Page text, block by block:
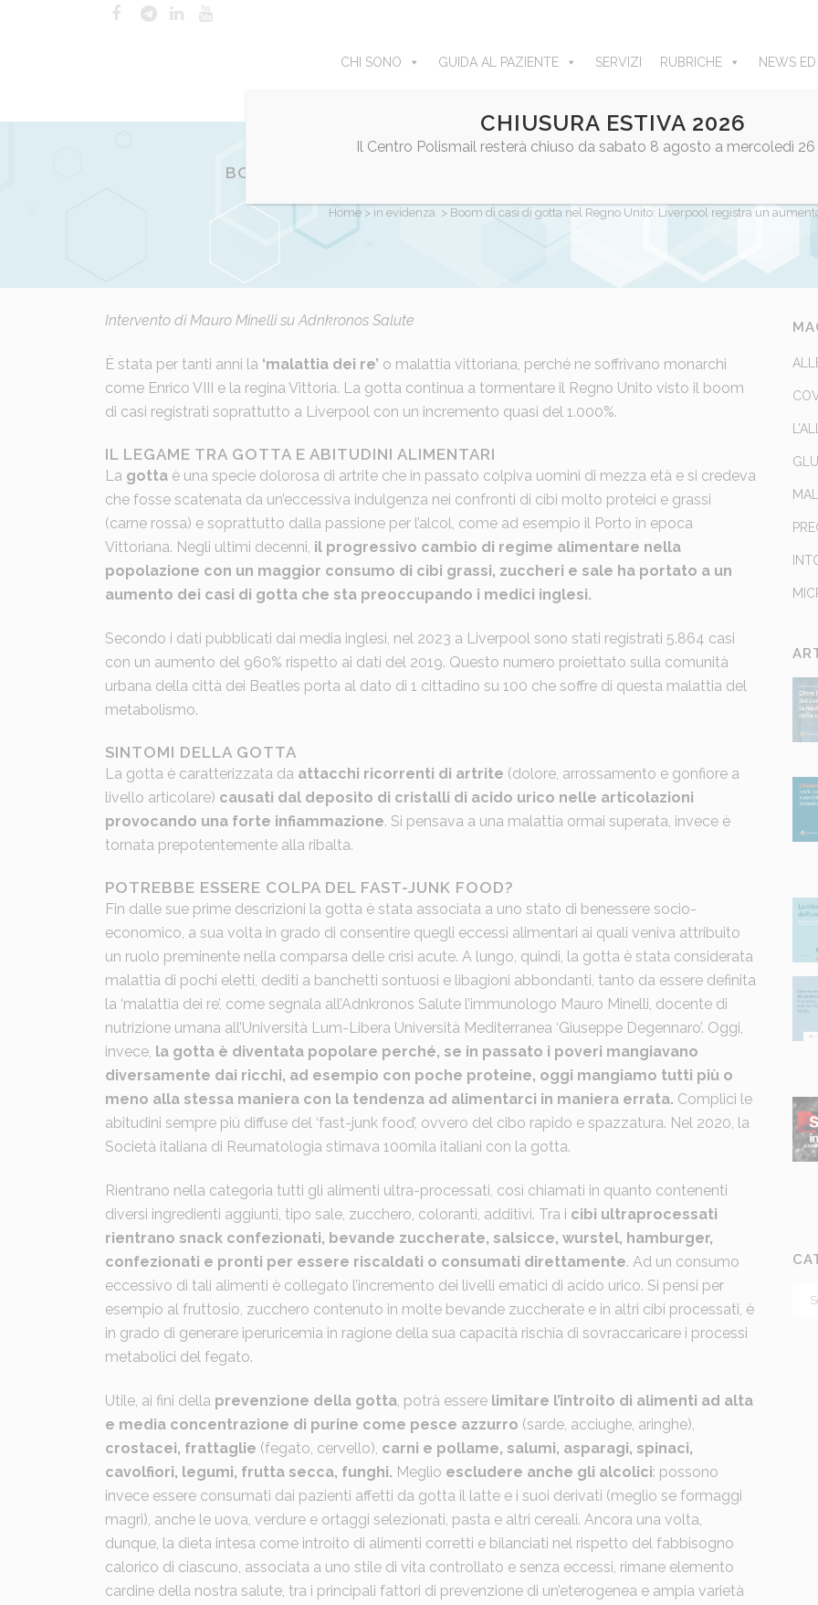
CHI SONO GUIDA AL PAZIENTE SERVIZI RUBRICHE NEWS
BOOM DI CASI DI GOTTA NEL REGNO UNITO: LIVERPOOL REGISTRA UN
Home > in evidenza > Boom di casi di gotta nel Regno Unito: Liverpool registra un
Posted at 11:10hinin evidenza,Interventi byadmin
Intervento di Mauro Minelli su Adnkronos Salute
È stata per tanti anni la ‘malattia dei re’ o malattia vittoriana, perché ne soffrivano monarchi
come Enrico VIII e la regina Vittoria. La gotta continua a tormentare il Regno Unito visto il boom
di casi registrati soprattutto a Liverpool con un incremento quasi del 1.000%.
IL LEGAME TRA GOTTA E ABITUDINI ALIMENTARI
La gottaè una specie dolorosa di artrite che in passato colpiva uomini di mezza età e si credeva
che fosse scatenata da un’eccessiva indulgenza nei confronti di cibi molto proteici e grassi
(carne rossa) e soprattutto dalla passione per l’alcol, come ad esempio il Porto in epoca
Vittoriana. Negli ultimi decenni, il progressivo cambio di regime alimentare nella
popolazione con un maggior consumo di cibi grassi, zuccheri e sale ha portato a un
aumento dei casi di gotta che sta preoccupando i medici inglesi.
Secondo i dati pubblicati dai media inglesi, nel 2023 a Liverpool sono stati registrati 5.864 casi
con un aumento del 960% rispetto ai dati del 2019. Questo numero proiettato sulla comunità
urbana della città dei Beatles porta al dato di 1 cittadino su 100 che soffre di questa malattia del
metabolismo.
SINTOMI DELLA GOTTA
La gotta è caratterizzata da attacchi ricorrenti di artrite (dolore, arrossamento e gonfiore a
livello articolare) causati dal deposito di cristalli di acido urico nelle articolazioni
provocando una forte infiammazione. Si pensava a una malattia ormai superata, invece è
tornata prepotentemente alla ribalta.
POTREBBE ESSERE COLPA DEL FAST-JUNK FOOD?
Fin dalle sue prime descrizioni la gotta è stata associata a uno stato di benessere socio-
economico, a sua volta in grado di consentire quegli eccessi alimentari ai quali veniva attribuito
un ruolo preminente nella comparsa delle crisi acute. A lungo, quindi, la gotta è stata considerata
malattia di pochi eletti, dediti a banchetti sontuosi e libagioni abbondanti, tanto da essere definita
la ‘malattia dei re’, come segnala all’Adnkronos Salute l’immunologo Mauro Minelli, docente di
nutrizione umana all’Università Lum-Libera Università Mediterranea ‘Giuseppe Degennaro’. Oggi,
invece, la gotta è diventata popolare perché, se in passato i poveri mangiavano
diversamente dai ricchi, ad esempio con poche proteine, oggi mangiamo tutti più o
meno alla stessa maniera con la tendenza ad alimentarci in maniera errata. Complici le
abitudini sempre più diffuse del ‘fast-junk food’, ovvero del cibo rapido e spazzatura. Nel 2020, la
Società italiana di Reumatologia stimava 100mila italiani con la gotta.
Rientrano nella categoria tutti gli alimenti ultra-processati, così chiamati in quanto contenenti
diversi ingredienti aggiunti, tipo sale, zucchero, coloranti, additivi. Tra i cibi ultraprocessati
rientrano snack confezionati, bevande zuccherate, salsicce, wurstel, hamburger,
confezionati e pronti per essere riscaldati o consumati direttamente. Ad un consumo
eccessivo di tali alimenti è collegato l’incremento dei livelli ematici di acido urico. Si pensi per
esempio al fruttosio, zucchero contenuto in molte bevande zuccherate e in altri cibi processati, è
in grado di generare iperuricemia in ragione della sua capacità rischia di sovraccaricare i processi
metabolici del fegato.
Utile, ai fini dellaprevenzione della gotta, potrà essere limitare l’introito di alimenti ad alta
e media concentrazione di purine come pesce azzurro (sarde, acciughe, aringhe),
crostacei, frattaglie (fegato, cervello), carni e pollame, salumi, asparagi, spinaci,
cavolfiori, legumi, frutta secca, funghi. Meglio escludere anche gli alcolici: possono
invece essere consumati dai pazienti affetti da gotta il latte e i suoi derivati (meglio se formaggi
magri), anche le uova, verdure e ortaggi selezionati, pasta e altri cereali. Ancora una volta,
dunque, la dieta intesa come introito di alimenti corretti e bilanciati nel rispetto del fabbisogno
calorico di ciascuno, associata a uno stile di vita controllato e senza eccessi, rimane elemento
cardine della nostra salute, tra i principali fattori di prevenzione di un’eterogenea e ampia varietà
CHIUSURA ESTIVA 2026
Il Centro Polismail resterà chiuso da sabato 8 agosto a mercoledì